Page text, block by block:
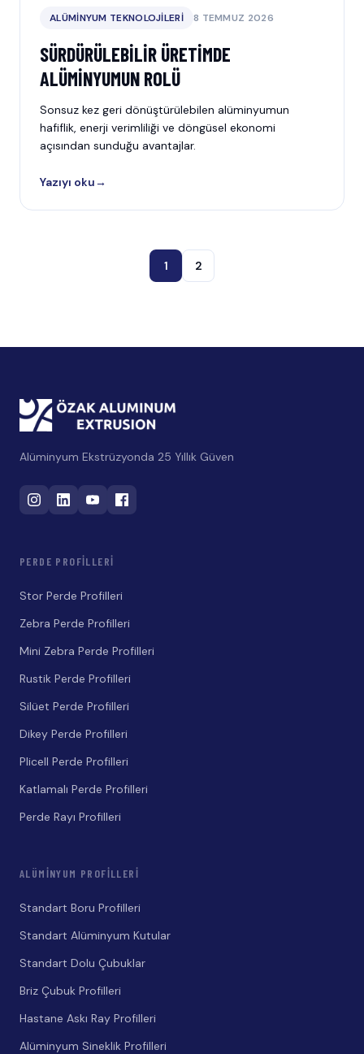
ALÜMINYUM TEKNOLOJILERI 8 TEMMUZ 2026
SÜRDÜRÜLEBILIR ÜRETIMDE
ALÜMINYUMUN ROLÜ
Sonsuz kez geri dönüştürülebilen alüminyumun
hafiflik, enerji verimliliği ve döngüsel ekonomi
açısından sunduğu avantajlar.
Yazıyı oku→
1 2
Alüminyum Ekstrüzyonda 25 Yıllık Güven
PERDE PROFILLERI
Stor Perde Profilleri
Zebra Perde Profilleri
Mini Zebra Perde Profilleri
Rustik Perde Profilleri
Silüet Perde Profilleri
Dikey Perde Profilleri
Plicell Perde Profilleri
Katlamalı Perde Profilleri
Perde Rayı Profilleri
ALÜMINYUM PROFILLERI
Standart Boru Profilleri
Standart Alüminyum Kutular
Standart Dolu Çubuklar
Briz Çubuk Profilleri
Hastane Askı Ray Profilleri
Alüminyum Sineklik Profilleri